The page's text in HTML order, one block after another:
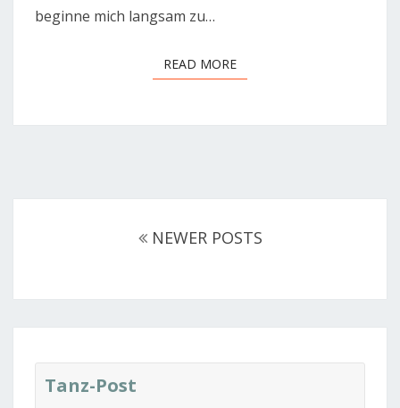
beginne mich langsam zu…
READ MOREREAD MORE
NEWER POSTS
Tanz-Post